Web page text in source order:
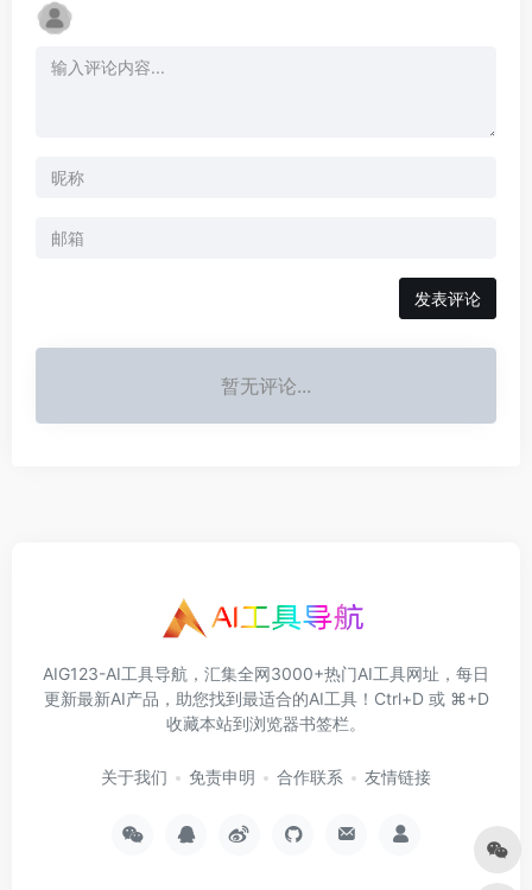
发表评论
暂无评论...
AIG123-AI工具导航，汇集全网3000+热门AI工具网址，每日
更新最新AI产品，助您找到最适合的AI工具！Ctrl+D 或 ⌘+D
收藏本站到浏览器书签栏。
关于我们 免责申明 合作联系 友情链接